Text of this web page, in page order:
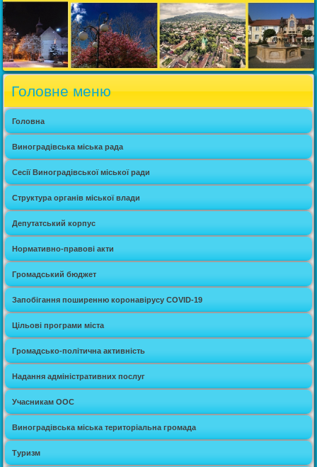
Головне меню
Головна
Виноградівська міська рада
Сесії Виноградівської міської ради
Структура органів міської влади
Депутатський корпус
Нормативно-правові акти
Громадський бюджет
Запобігання поширенню коронавірусу COVID-19
Цільові програми міста
Громадсько-політична активність
Надання адміністративних послуг
Учасникам ООС
Виноградівська міська територіальна громада
Туризм